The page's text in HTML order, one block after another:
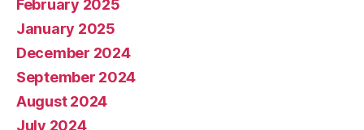
February 2025
January 2025
December 2024
September 2024
August 2024
July 2024